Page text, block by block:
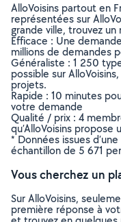
AlloVoisins partout en
représentées sur
grande ville, trouvez
Efficace : Une
millions de demandes
Généraliste : 1 250
possible sur
projets.
Rapide : 10 minutes
votre demande
Qualité / prix : 4
qu’AlloVoisins
* Données issues
échantillon de 5 671
Vous cherchez un
Sur AlloVoisins,
première réponse à